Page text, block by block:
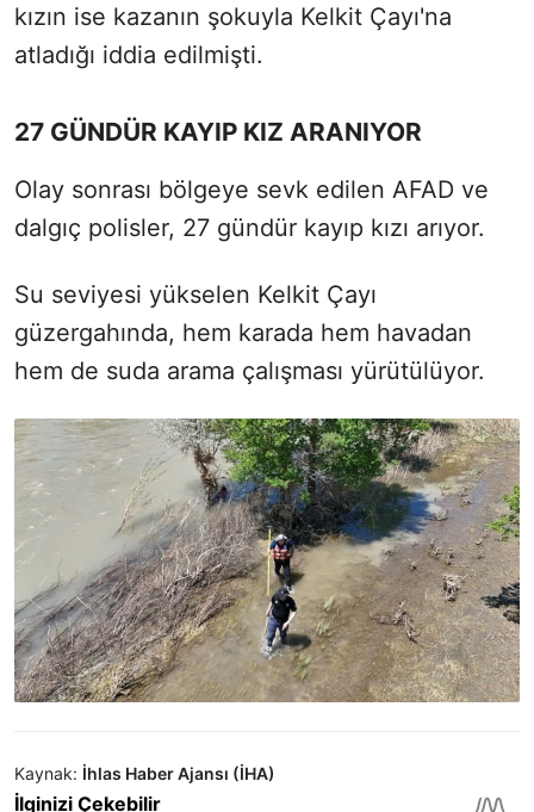
kızın ise kazanın şokuyla Kelkit Çayı'na
atladığı iddia edilmişti.
27 GÜNDÜR KAYIP KIZ ARANIYOR
Olay sonrası bölgeye sevk edilen AFAD ve
dalgıç polisler, 27 gündür kayıp kızı arıyor.
Su seviyesi yükselen Kelkit Çayı
güzergahında, hem karada hem havadan
hem de suda arama çalışması yürütülüyor.
Kaynak: İhlas Haber Ajansı (İHA)